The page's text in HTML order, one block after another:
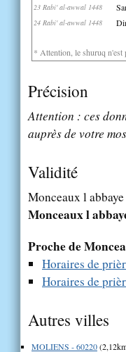
23 Rabi' al-awwal 1448
24 Rabi' al-awwal 1448
* Attention, le shuruq n'est
Précision
Attention : ces
auprès de votre
Validité
Monceaux l
Monceaux l
Proche de
Horaires de
Horaires de
Autres villes
MOLIENS - 60220